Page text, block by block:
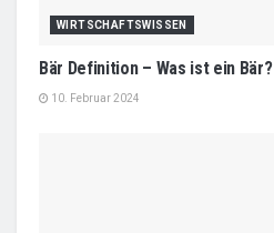
WIRTSCHAFTSWISSEN
Bär Definition – Was ist ein Bär?
10. Februar 2024